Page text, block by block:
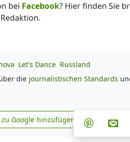
bei Facebook? Hier finden Sie
Let's Dance Russland
die journalistischen Standards
news.de zu Google
Google hinzufügen Teilen
Teilen